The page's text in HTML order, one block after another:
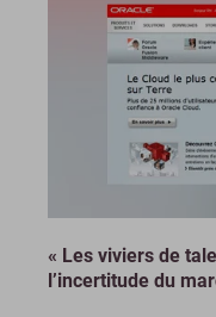
« Les viviers de
l’incertitude du